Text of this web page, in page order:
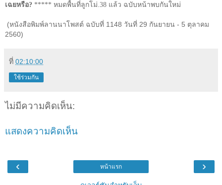
เฉยหรือ? ***** หมดพื้นที่ลูกโม่.38 แล้ว ฉบับหน้าพบกันใหม่
(หนังสือพิมพ์ลานนาโพสต์ ฉบับที่ 1148 วันที่ 29 กันยายน - 5 ตุลาคม
2560)
ที่ 02:10:00
ใช้ร่วมกัน
ไม่มีความคิดเห็น:
แสดงความคิดเห็น
‹ ›
หน้าแรก